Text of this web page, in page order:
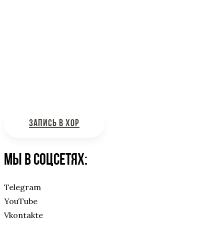
ЗАПИСЬ В ХОР
Мы в соцсетях:
Telegram
YouTube
Vkontakte